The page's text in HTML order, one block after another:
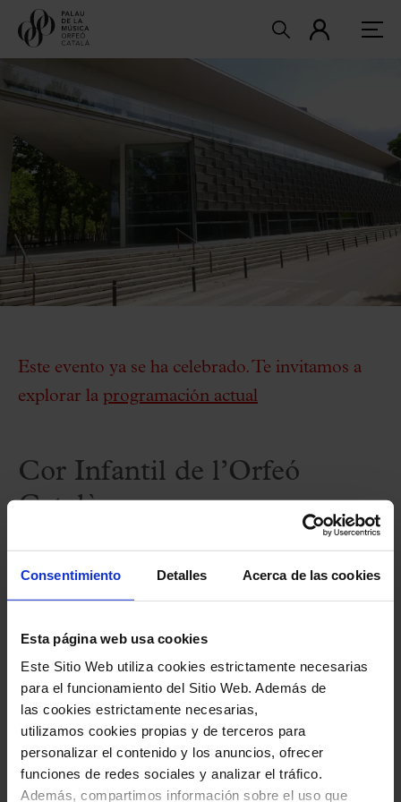
Consentimiento Detalles Acerca de las cookies
Esta página web usa cookies
Este Sitio Web utiliza cookies estrictamente necesarias
para el funcionamiento del Sitio Web. Además de
las cookies estrictamente necesarias,
utilizamos cookies propias y de terceros para
personalizar el contenido y los anuncios, ofrecer
funciones de redes sociales y analizar el tráfico.
Además, compartimos información sobre el uso que
Este evento ya se ha celebrado. Te invitamos a
explorar la programación actual
Cor Infantil de l’Orfeó
Català
Europa Cantat Junior a Girona -
Concierto final
Atención: este concierto tendrá lugar en
el Auditori de Girona.
Más información en esteenlace.